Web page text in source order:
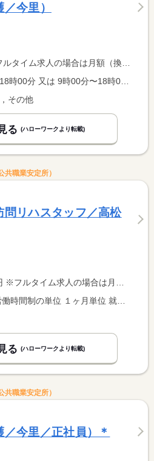
今里）
（換算額）、パート求人の場合は時間額を表示しています。
その他
る (ハローワークより転載)
職業安定所）
問リハスタッフ／高松
額（換算額）、パート求人の場合は時間額を表示しています。
る (ハローワークより転載)
職業安定所）
今里／正社員）＊